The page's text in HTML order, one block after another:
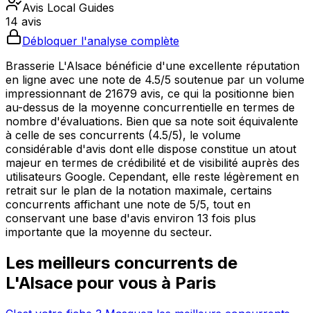
Avis Local Guides
14 avis
Débloquer l'analyse complète
Brasserie L'Alsace bénéficie d'une excellente réputation
en ligne avec une note de 4.5/5 soutenue par un volume
impressionnant de 21679 avis, ce qui la positionne bien
au-dessus de la moyenne concurrentielle en termes de
nombre d'évaluations. Bien que sa note soit équivalente
à celle de ses concurrents (4.5/5), le volume
considérable d'avis dont elle dispose constitue un atout
majeur en termes de crédibilité et de visibilité auprès des
utilisateurs Google. Cependant, elle reste légèrement en
retrait sur le plan de la notation maximale, certains
concurrents affichant une note de 5/5, tout en
conservant une base d'avis environ 13 fois plus
importante que la moyenne du secteur.
Les meilleurs concurrents de
L'Alsace pour vous à Paris